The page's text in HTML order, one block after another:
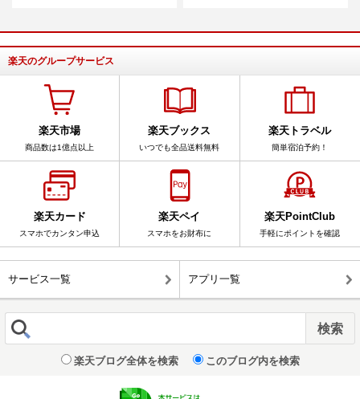
楽天のグループサービス
楽天市場
商品数は1億点以上
楽天ブックス
いつでも全品送料無料
楽天トラベル
簡単宿泊予約！
楽天カード
スマホでカンタン申込
楽天ペイ
スマホをお財布に
楽天PointClub
手軽にポイントを確認
サービス一覧 アプリ一覧
楽天ブログ全体を検索 このブログ内を検索